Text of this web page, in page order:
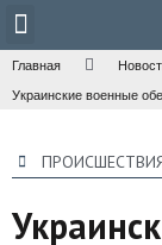
Главная
Украинские военные